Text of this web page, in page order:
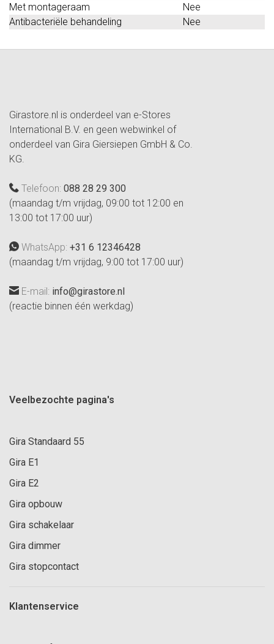
Met montageraam
Nee
Antibacteriële behandeling
Nee
Girastore.nl is onderdeel van e-Stores
International B.V. en geen webwinkel of
onderdeel van Gira Giersiepen GmbH & Co.
KG.
Telefoon: 088 28 29 300
(maandag t/m vrijdag, 09:00 tot 12:00 en
13:00 tot 17:00 uur)
WhatsApp: +31 6 12346428
(maandag t/m vrijdag, 9:00 tot 17:00 uur)
E-mail: info@girastore.nl
(reactie binnen één werkdag)
Veelbezochte pagina's
Gira Standaard 55
Gira E1
Gira E2
Gira opbouw
Gira schakelaar
Gira dimmer
Gira stopcontact
Klantenservice